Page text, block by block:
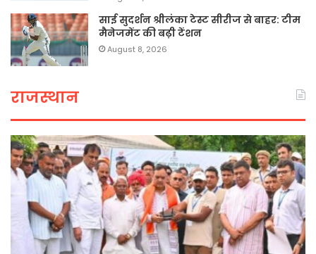
साई सुदर्शन श्रीलंका टेस्ट सीरीज से बाहर: टीम
मैनेजमेंट की बढ़ी टेंशन
August 8, 2026
राजस्थान